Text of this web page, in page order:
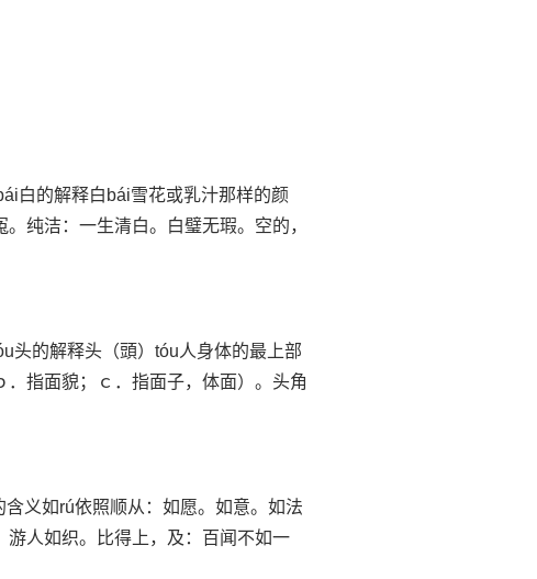
白的解释白bái雪花或乳汁那样的颜
纯洁：一生清白。白璧无瑕。空的，
头的解释头（頭）tóu人身体的最上部
指面貌；ｃ．指面子，体面）。头角
义如rú依照顺从：如愿。如意。如法
人如织。比得上，及：百闻不如一